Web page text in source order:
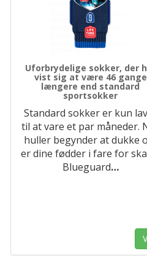
Uforbrydelige sokker, der
vist sig at være 46 gange
længere end standard
sportsokker
Standard sokker er kun
til at vare et par måneder.
huller begynder at dukke
er dine fødder i fare for
Blueguard…